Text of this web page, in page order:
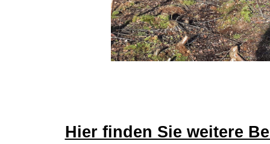
Hier finden Sie weitere